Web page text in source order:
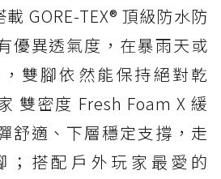
載 GORE-TEX® 頂級防水防
優異透氣度，在暴雨天或
雙腳依然能保持絕對乾
雙密度 Fresh Foam X 緩
舒適、下層穩定支撐，走
；搭配戶外玩家最愛的